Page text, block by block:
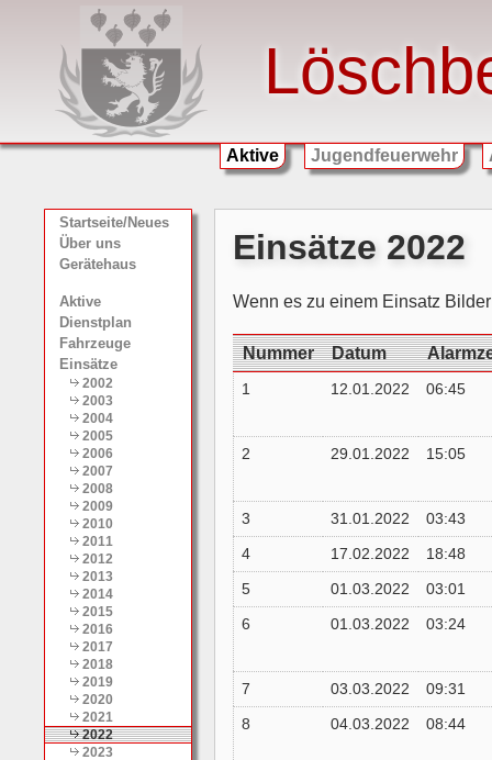
Aktive Jugendfeuerwehr
Startseite/Neues
Über uns
Gerätehaus
Aktive
Dienstplan
Fahrzeuge
Einsätze
2002
2003
2004
2005
2006
2007
2008
2009
2010
2011
2012
2013
2014
2015
2016
2017
2018
2019
2020
2021
2022
2023
Einsätze 2022
Wenn es zu einem Einsatz
Nummer Datum
1 12.01.2022 06:45
2 29.01.2022 15:05
3 31.01.2022
03:43
4
17.02.2022
18:48
5
01.03.2022
03:01
6
01.03.2022 03:24
7 03.03.2022
09:31
8
04.03.2022 08:44